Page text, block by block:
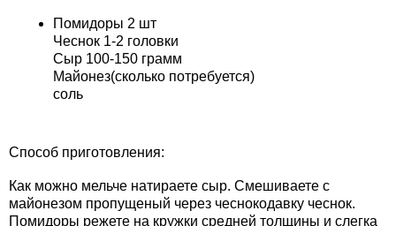
Помидоры 2 шт
Чеснок 1-2 головки
Сыр 100-150 грамм
Майонез(сколько потребуется)
соль
Способ приготовления:
Как можно мельче натираете сыр. Смешиваете с
майонезом пропущеный через чеснокодавку чеснок.
Помидоры режете на кружки средней толщины и слегка